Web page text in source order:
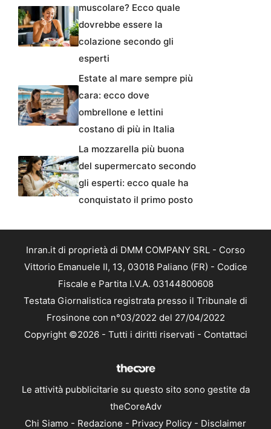
muscolare? Ecco quale
dovrebbe essere la
colazione secondo gli
esperti
Estate al mare sempre più
cara: ecco dove
ombrellone e lettini
costano di più in Italia
La mozzarella più buona
del supermercato secondo
gli esperti: ecco quale ha
conquistato il primo posto
Inran.it di proprietà di DMM COMPANY SRL - Corso
Vittorio Emanuele II, 13, 03018 Paliano (FR) - Codice
Fiscale e Partita I.V.A. 03144800608
Testata Giornalistica registrata presso il Tribunale di
Frosinone con n°03/2022 del 27/04/2022
Copyright ©2026 - Tutti i diritti riservati - Contattaci
Le attività pubblicitarie su questo sito sono gestite da
theCoreAdv
Chi Siamo - Redazione - Privacy Policy - Disclaimer